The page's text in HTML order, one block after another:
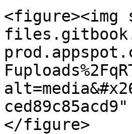
<figure><img
</figure>